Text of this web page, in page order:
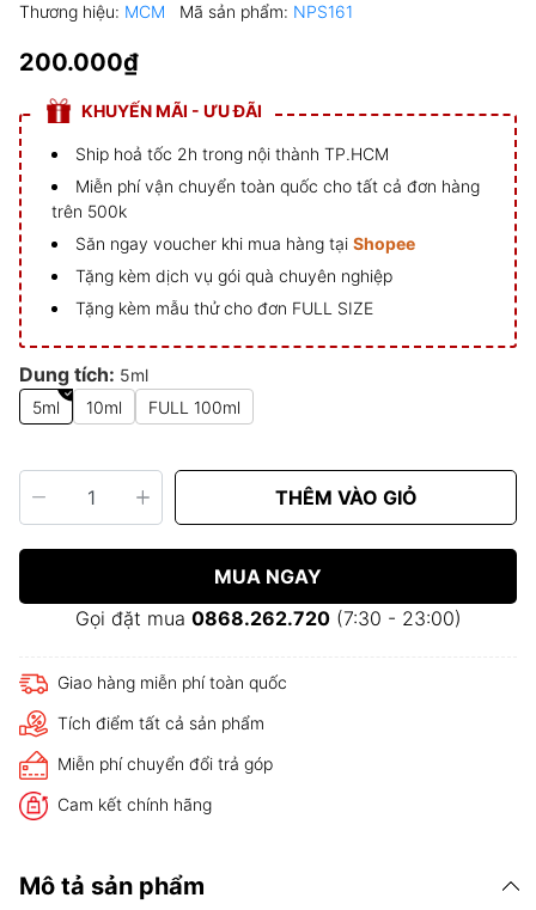
Thương hiệu: MCM Mã sản phẩm: NPS161
200.000₫
KHUYẾN MÃI - ƯU ĐÃI
Ship hoả tốc 2h trong nội thành TP.HCM
Miễn phí vận chuyển toàn quốc cho tất cả đơn hàng
trên 500k
Săn ngay voucher khi mua hàng tại Shopee
Tặng kèm dịch vụ gói quà chuyên nghiệp
Tặng kèm mẫu thử cho đơn FULL SIZE
Dung tích: 5ml
5ml
10ml FULL 100ml
THÊM VÀO GIỎ
MUA NGAY
Gọi đặt mua 0868.262.720(7:30 - 23:00)
Giao hàng miễn phí toàn quốc
Tích điểm tất cả sản phẩm
Miễn phí chuyển đổi trả góp
Cam kết chính hãng
Mô tả sản phẩm